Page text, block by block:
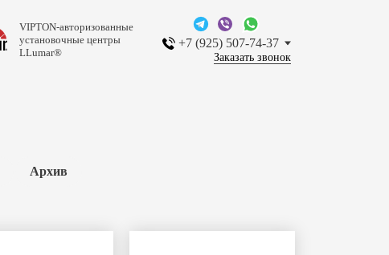
VIPTON-авторизованные
установочные центры
LLumar®
+7 (925) 507-74-37
Заказать звонок
Архив